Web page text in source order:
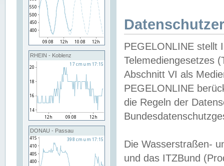
RHEIN - Koblenz
DONAU - Passau
PEGELONLINE stellt
Telemediengesetzes
Abschnitt VI als
PEGELONLINE
die Regeln der
Die Wasserstraßen-
und das ITZBund